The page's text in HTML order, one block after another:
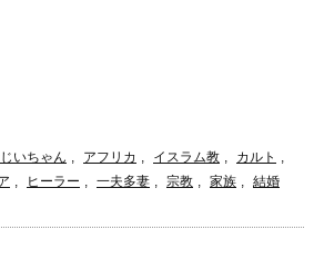
いちゃん , アフリカ , イスラム教 , カルト ,
, ヒーラー , 一夫多妻 , 宗教 , 家族 , 結婚